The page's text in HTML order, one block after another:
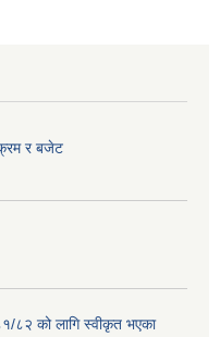
र बजेट
८२ को लागि स्वीकृत भएका